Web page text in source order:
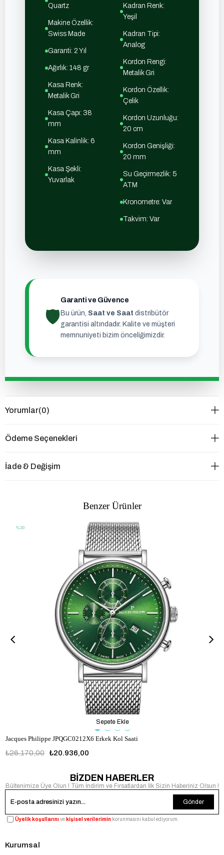
Quartz
Makine Özellik:
Swiss Made
Garanti: 2 Yıl
Ağırlık: 148 gr
Kasa Renk:
Metalik Gri
Kasa Çapı: 38
mm
Kasa Kalinlik: 6
mm
Kasa Şekli:
Yuvarlak
Kadran Renk:
Yeşil
Kadran Tipi:
Analog
Kordon Rengi:
Metalik Gri
Kordon Özellik:
Çelik
Kordon Uzunluğu:
20 cm
Kordon Genişliği:
20 mm
Su Geçirmezlik: 5
ATM
Kronometre: Var
Takvim: Var
🛡
Garanti ve Güvence
Bu ürün, Saat ve Saat distribütör
garantisi altındadır. Kalite ve müşteri
memnuniyeti bizim önceliğimizdir.
Yorumlar(0)
Ödeme Seçenekleri
İade & Değişim
Benzer Ürünler
Jacques Philippe JPQGC0212X6 Erkek Kol Saati
₺20.936,00
₺26.170,00
Sepete Ekle
%20
BİZDEN HABERLER
Bültenimize Üye Olun ! Tüm İndirim ve Fırsatlardan İlk Sizin Haberiniz Olsun !
Gönder
Üyelik koşullarınıve kişisel verilerimin korunmasını kabul ediyorum.
Kurumsal